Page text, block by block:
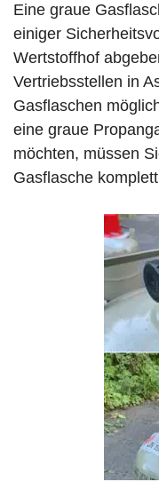
Eine graue
einiger
Wertstoffhof
Vertriebsstellen in
Gasflaschen
eine graue
möchten, müssen
Gasflasche